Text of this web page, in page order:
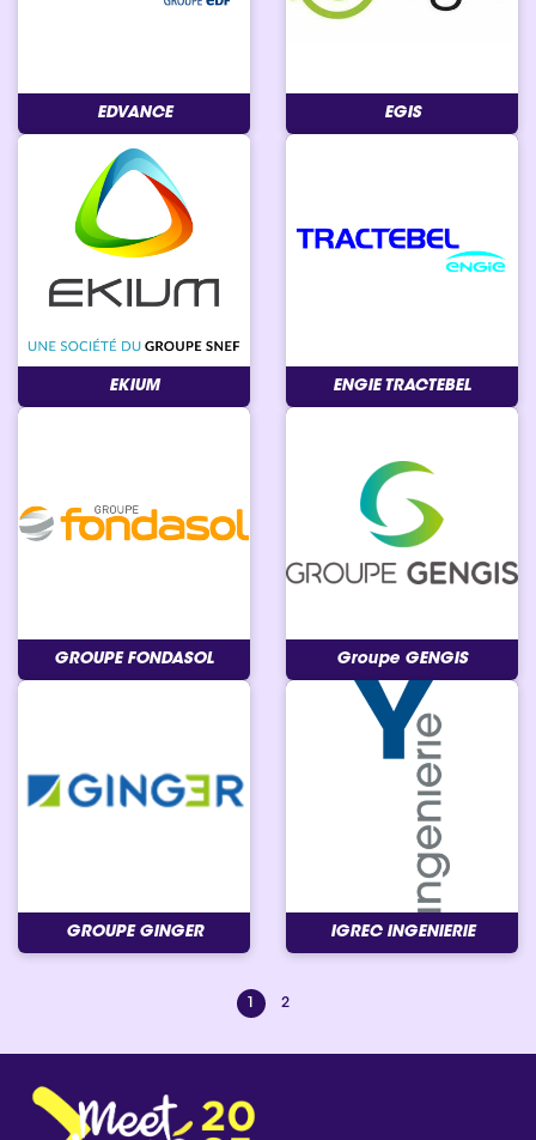
EDVANCE EGIS
EKIUM ENGIE TRACTEBEL
GROUPE FONDASOL Groupe GENGIS
GROUPE GINGER IGREC INGENIERIE
1 2